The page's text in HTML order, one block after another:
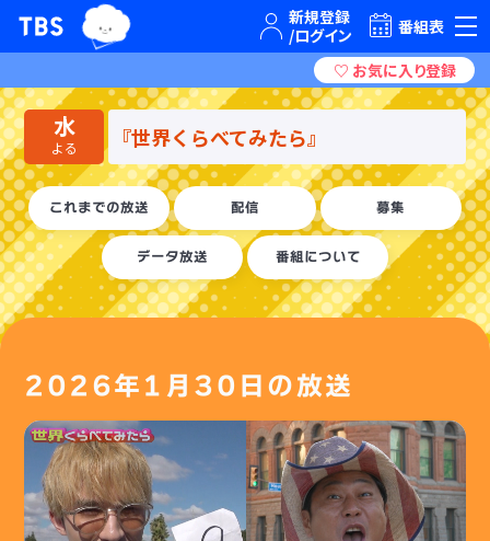
TBSテレビ｜ときめくときを。
TBSグループキャラクター『ワクティ』番組表
水
よる 『世界くらべてみたら』
これまでの放送 配信 募集
データ放送 番組について
2026年1月30日の放送